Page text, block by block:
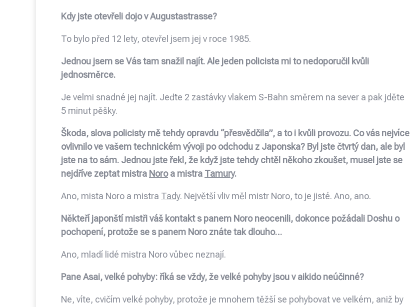
Kdy jste otevřeli dojo v Augustastrasse?
To bylo před 12 lety, otevřel jsem jej v roce 1985.
Jednou jsem se Vás tam snažil najít. Ale jeden policista mi to nedoporučil kvůli
jednosměrce.
Je velmi snadné jej najít. Jeďte 2 zastávky vlakem S-Bahn směrem na sever a pak jděte
5 minut pěšky.
Škoda, slova policisty mě tehdy opravdu “přesvědčila”, a to i kvůli provozu. Co vás nejvíce
ovlivnilo ve vašem technickém vývoji po odchodu z Japonska? Byl jste čtvrtý dan, ale byl
jste na to sám. Jednou jste řekl, že když jste tehdy chtěl někoho zkoušet, musel jste se
nejdříve zeptat mistra Noroa mistra Tamury.
Ano, mista Noro a mistra Tady. Největší vliv měl mistr Noro, to je jisté. Ano, ano.
Někteří japonští mistři váš kontakt s panem Noro neocenili, dokonce požádali Doshu o
pochopení, protože se s panem Noro znáte tak dlouho…
Ano, mladí lidé mistra Noro vůbec neznají.
Pane Asai, velké pohyby: říká se vždy, že velké pohyby jsou v aikido neúčinné?
Ne, víte, cvičím velké pohyby, protože je mnohem těžší se pohybovat ve velkém, aniž by